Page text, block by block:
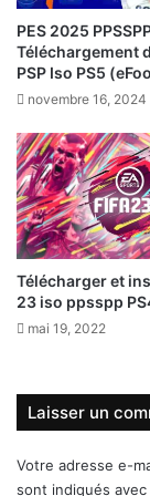
PES 2025
Téléchargement
PSP Iso PS5
novembre 16, 2024
Télécharger et
23 iso ppsspp
mai 19, 2022
Laisser un
Votre adresse e-
sont indiqués avec